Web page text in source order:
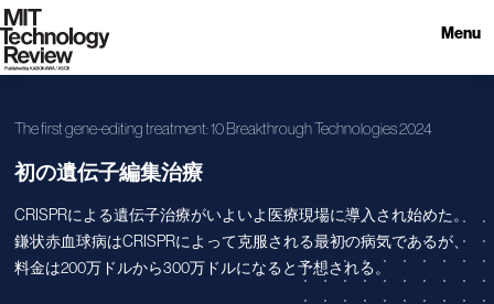
Menu
The first gene-editing treatment: 10 Breakthrough Technologies 2024
初の遺伝子編集治療
CRISPRによる遺伝子治療がいよいよ医療現場に導入され始めた。
鎌状赤血球病はCRISPRによって克服される最初の病気であるが、
料金は200万ドルから300万ドルになると予想される。